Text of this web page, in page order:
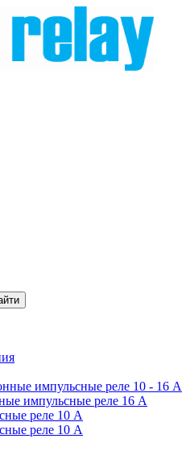
импульсные реле 10 - 16 A
импульсные реле 16 A
реле 10 A
реле 10 A